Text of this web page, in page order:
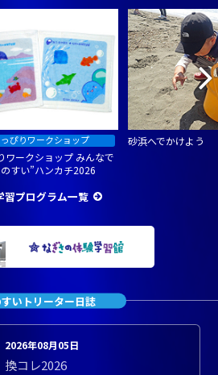
ワークショップ みんなで
すい”ハンカチ2026
砂浜へでかけよう
習プログラム一覧
すいトリーター日誌
2026年08月05日
換コレ2026